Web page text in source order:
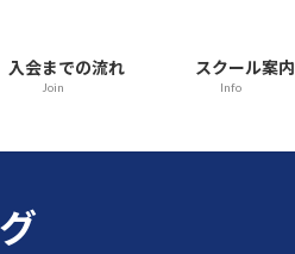
入会までの流れ
Join
スクール案内
Info